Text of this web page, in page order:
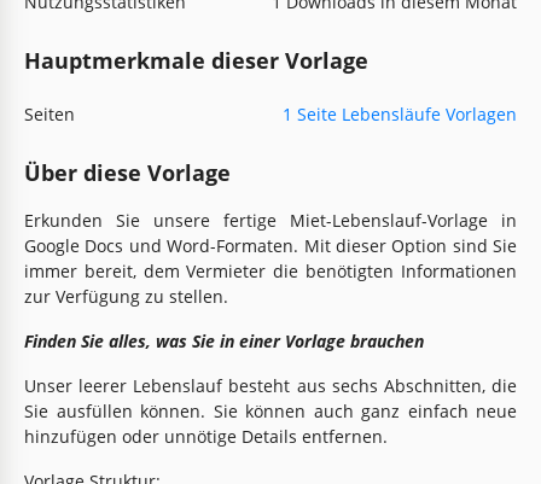
Hauptmerkmale dieser Vorlage
Seiten 1 Seite Lebensläufe Vorlagen
Über diese Vorlage
Erkunden Sie unsere fertige Miet-Lebenslauf-Vorlage in
Google Docs und Word-Formaten. Mit dieser Option sind Sie
immer bereit, dem Vermieter die benötigten Informationen
zur Verfügung zu stellen.
Finden Sie alles, was Sie in einer Vorlage brauchen
Unser leerer Lebenslauf besteht aus sechs Abschnitten, die
Sie ausfüllen können. Sie können auch ganz einfach neue
hinzufügen oder unnötige Details entfernen.